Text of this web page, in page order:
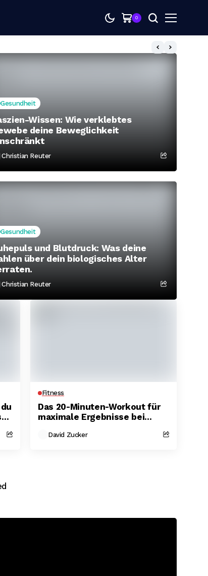
0
Gesundheit
Wissen: Wie verklebtes
deine Beweglichkeit
Christian Reuter
Gesundheit
und Blutdruck: Was deine
über dein biologisches Alter
Christian Reuter
Fitness
Das 20-Minuten-Workout für
maximale Ergebnisse bei
David Zucker